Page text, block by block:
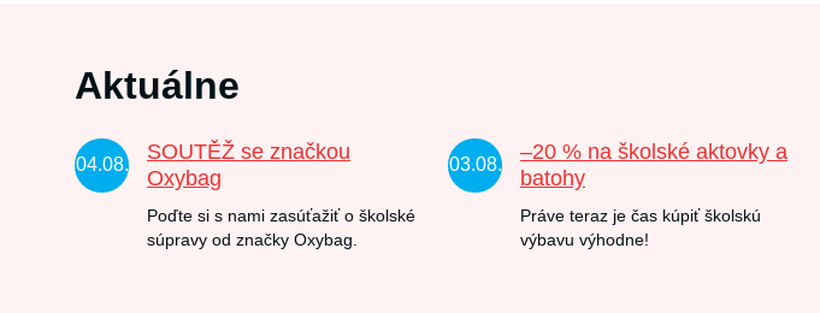
Aktuálne
04.08.
SOUTĚŽ se značkou
Oxybag
Poďte si s nami zasúťažiť o školské
súpravy od značky Oxybag.
03.08.
–20 % na školské aktovky a
batohy
Práve teraz je čas kúpiť školskú
výbavu výhodne!